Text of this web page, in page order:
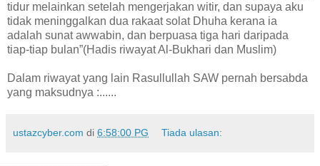
tidur melainkan setelah mengerjakan witir, dan supaya aku
tidak meninggalkan dua rakaat solat Dhuha kerana ia
adalah sunat awwabin, dan berpuasa tiga hari daripada
tiap-tiap bulan”(Hadis riwayat Al-Bukhari dan Muslim)
Dalam riwayat yang lain Rasullullah SAW pernah bersabda
yang maksudnya :......
ustazcyber.com di 6:58:00 PG Tiada ulasan: